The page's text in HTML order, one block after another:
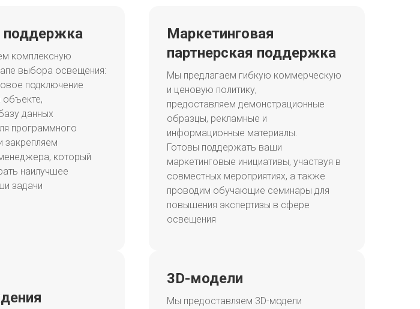
поддержка
комплексную
выбора освещения:
подключение
объекте,
данных
программного
закрепляем
который
наилучшее
задачи
Маркетинговая
партнерская поддержка
Мы предлагаем гибкую коммерческую
и ценовую политику,
предоставляем демонстрационные
образцы, рекламные и
информационные материалы.
Готовы поддержать ваши
маркетинговые инициативы, участвуя в
совместных мероприятиях, а также
проводим обучающие семинары для
повышения экспертизы в сфере
освещения
3D-модели
Мы предоставляем 3D-модели